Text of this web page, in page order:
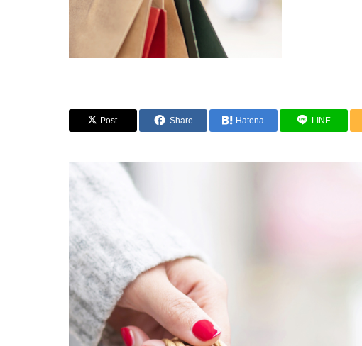
Post Share Hatena LINE